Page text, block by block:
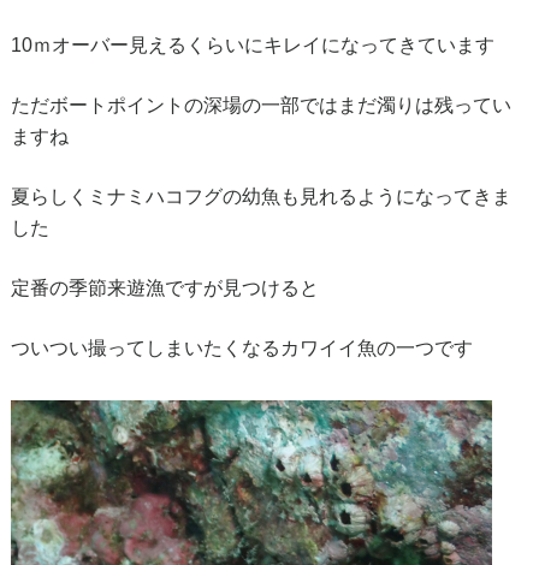
10ｍオーバー見えるくらいにキレイになってきています
ただボートポイントの深場の一部ではまだ濁りは残ってい
ますね
夏らしくミナミハコフグの幼魚も見れるようになってきま
した
定番の季節来遊漁ですが見つけると
ついつい撮ってしまいたくなるカワイイ魚の一つです